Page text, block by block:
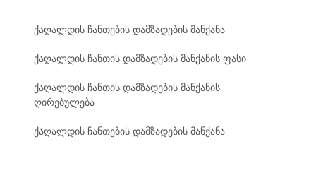
ქაღალდის ჩანთების დამზადების მანქანა
ქაღალდის ჩანთის დამზადების მანქანის ფასი
ქაღალდის ჩანთის დამზადების მანქანის
ღირებულება
ქაღალდის ჩანთების დამზადების მანქანა